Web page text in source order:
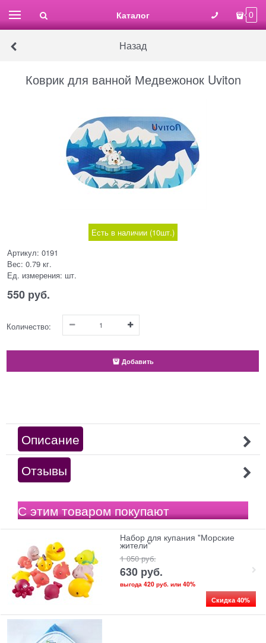
Каталог 0
Назад
Коврик для ванной Медвежонок Uviton
Есть в наличии (10шт.)
Артикул: 0191
Вес: 0.79 кг.
Ед. измерения: шт.
550 руб.
Количество:
Добавить
Описание
Отзывы
С этим товаром покупают
Набор для купания "Морские
жители"
1 050 руб.
630 руб.
выгода 420 руб.или 40%
Скидка 40%